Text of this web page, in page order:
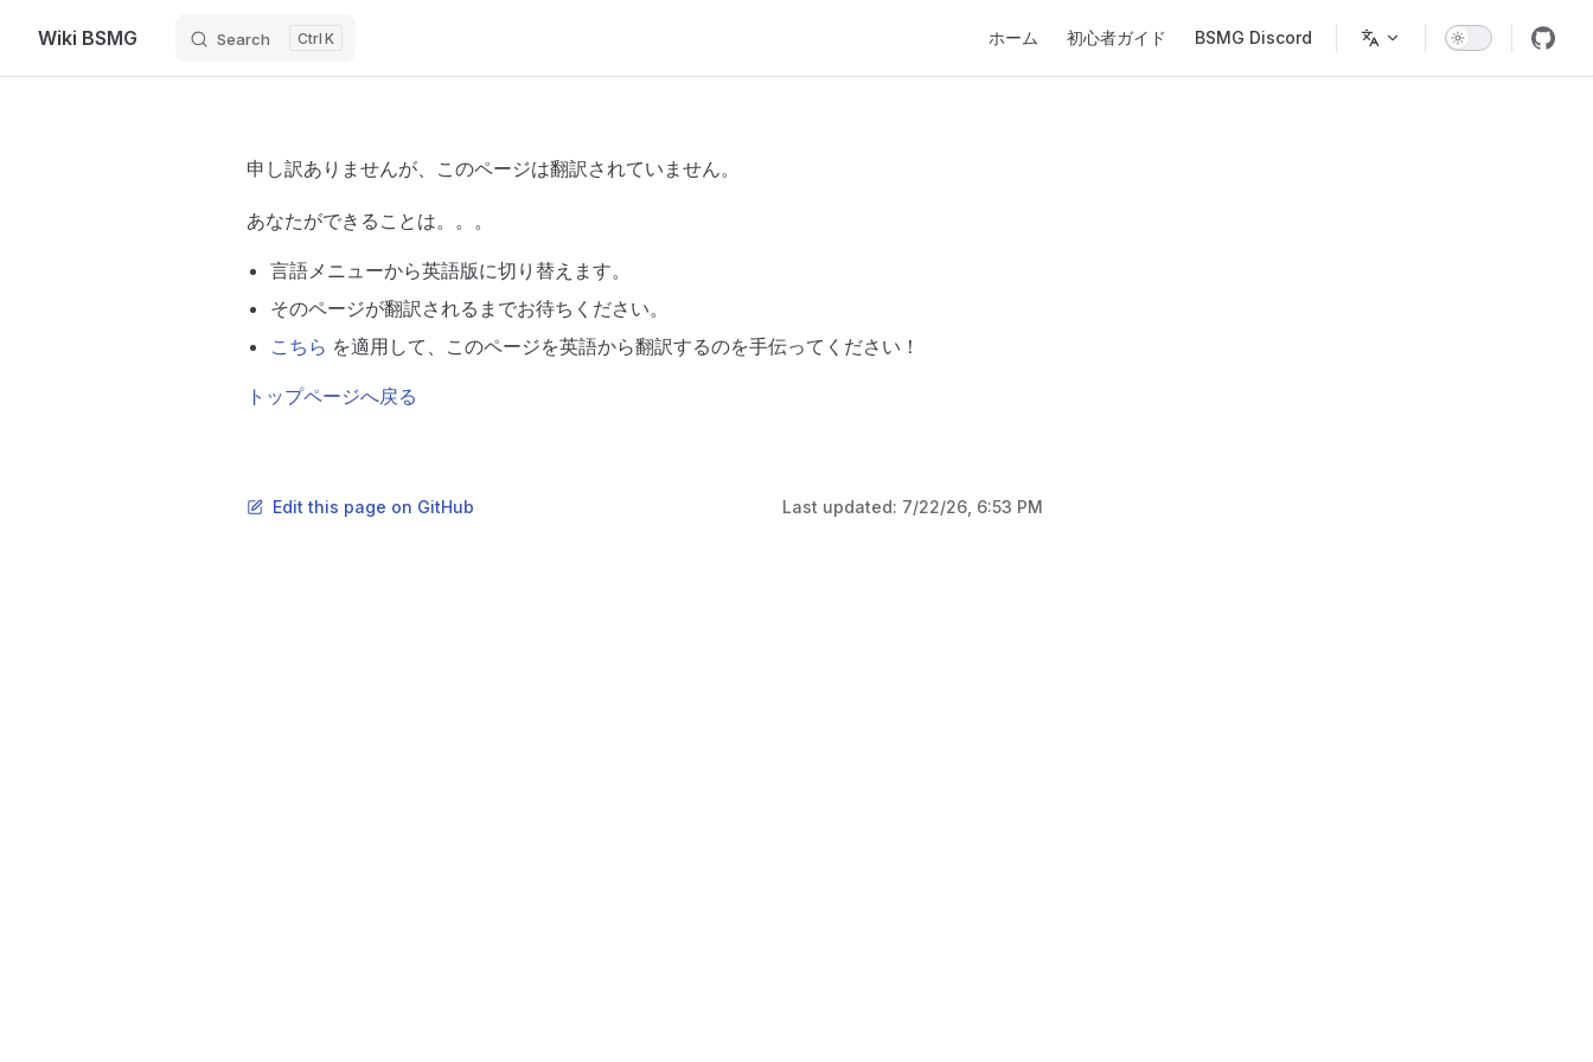
Skip to content
Wiki BSMG Search K ホーム 初心者ガイド BSMG Discord
申し訳ありませんが、このページは翻訳されていません。
あなたができることは。。。
言語メニューから英語版に切り替えます。
そのページが翻訳されるまでお待ちください。
こちら を適用して、このページを英語から翻訳するのを手伝ってください！
トップページへ戻る
Edit this page on GitHub Last updated: 7/22/26, 6:53 PM